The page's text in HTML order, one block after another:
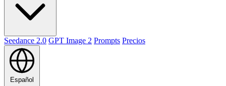
Seedance 2.0 GPT Image 2 Prompts Precios
Español